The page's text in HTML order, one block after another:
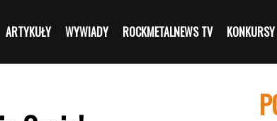
ARTYKUŁY WYWIADY ROCKMETALNEWS TV KONKURSY